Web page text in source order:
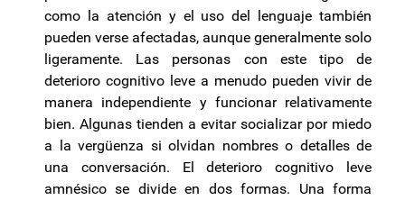
como la atención y el uso del lenguaje también
pueden verse afectadas, aunque generalmente solo
ligeramente. Las personas con este tipo de
deterioro cognitivo leve a menudo pueden vivir de
manera independiente y funcionar relativamente
bien. Algunas tienden a evitar socializar por miedo
a la vergüenza si olvidan nombres o detalles de
una conversación. El deterioro cognitivo leve
amnésico se divide en dos formas. Una forma